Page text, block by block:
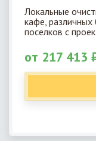
Локальные
кафе,
поселков с
от 217 413